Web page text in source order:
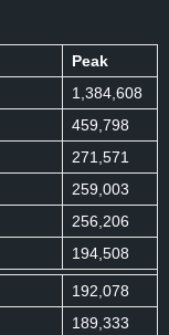
Peak
1,384,608
459,798
271,571
259,003
256,206
194,508
192,078
189,333